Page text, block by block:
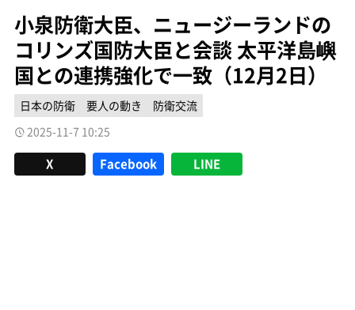
小泉防衛大臣、ニュージーランドの
コリンズ国防大臣と会談 太平洋島嶼
国との連携強化で一致（12月2日）
日本の防衛 要人の動き
防衛交流
2025-11-7 10:25
X Facebook LINE